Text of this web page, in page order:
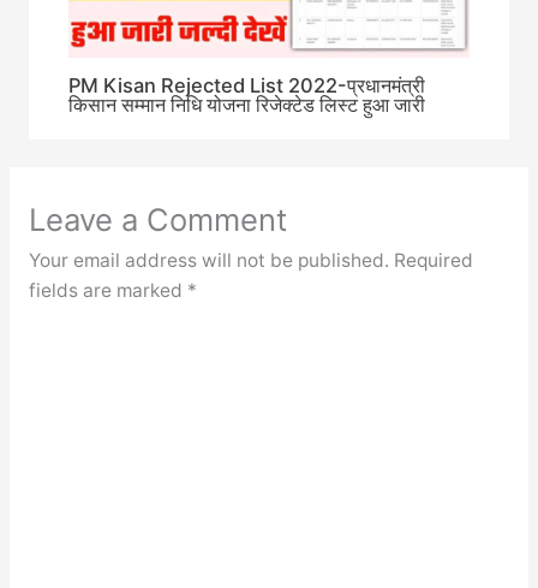
PM Kisan Rejected List 2022-प्रधानमंत्री
किसान सम्मान निधि योजना रिजेक्टेड लिस्ट हुआ जारी
Leave a Comment
Your email address will not be published. Required
fields are marked *